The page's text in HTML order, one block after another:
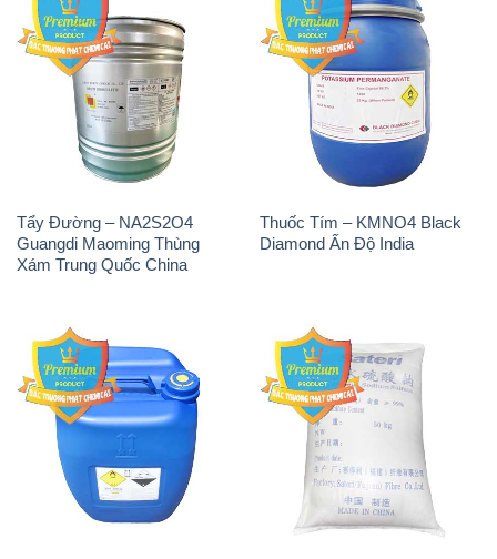
Tẩy Đường – NA2S2O4
Guangdi Maoming Thùng
Xám Trung Quốc China
Thuốc Tím – KMNO4 Black
Diamond Ấn Độ India